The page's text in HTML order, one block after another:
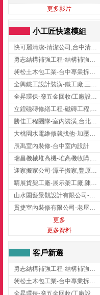
更多影片
小工匠快速模組
快可麗清潔-清潔公司,台中清潔公司,台中居家清潔
勇志結構補強工程-結構補強工程 ,桃園結構補強工程,龍潭結構補強工程
昶松土木包工業-台中專業拆除工程/挖土機出租
全興鐵工設計裝潢-鐵工廠,三峽鐵工廠,台北鐵工廠
全昇環保-廢五金回收/工廠設備收購/機械設備回收/高價收購廠房設備
立鍠磁磚修繕工程-磁磚工程,磁磚修補,新竹磁磚工程
勝佳工程團隊-室內裝潢,台北房屋裝修,三重室內裝修
大桃園水電維修就找他-加壓馬達,抽水馬達,桃園水電行,中壢水電
辰禹室內裝修-台中室內設計
瑞昌機械堆高機-堆高機收購,新北市堆高機,桃園堆高機
迎家搬家公司-潭子搬家,豐原搬家,大雅搬家,大甲搬家,台中推薦搬家,台中搬家
睛展貨架工廠-展示架工廠,陳列架,台中展示架工廠
山水園藝景觀設計有限公司-景觀工程,景觀設計,新竹園藝工程,新竹景觀設計
貫捷室內裝修有限公司-老屋翻新工程,台中老屋翻新工程,台中舊屋翻新
更多
更多資料
客戶新選
勇志結構補強工程-結構補強工程 ,桃園結構補強工程,龍潭結構補強工程
昶松土木包工業-台中專業拆除工程/挖土機出租
全昇環保-廢五金回收/工廠設備收購/機械設備回收/高價收購廠房設備